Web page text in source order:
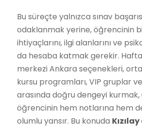
Bu süreçte yalnızca sınav
odaklanmak yerine, öğrencinin
ihtiyaçlarını, ilgi alanlarını ve
da hesaba katmak gerekir.
merkezi Ankara seçenekleri,
kursu programları, VIP gruplar
arasında doğru dengeyi kurmak,
öğrencinin hem notlarına hem
olumlu yansır. Bu konuda